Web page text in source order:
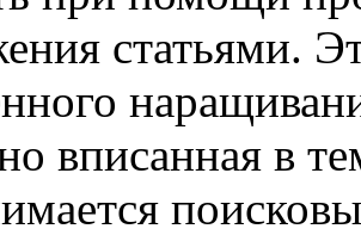
статьями.
вписанная в